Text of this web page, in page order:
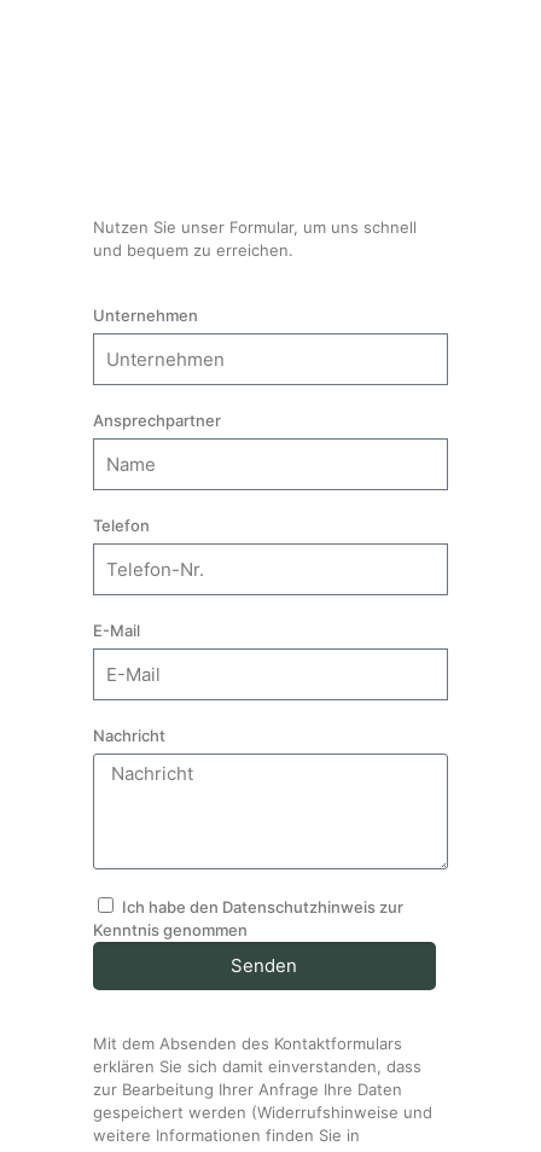
Nutzen Sie unser Formular, um uns schnell
und bequem zu erreichen.
Unternehmen
Ansprechpartner
Telefon
E-Mail
Nachricht
Ich habe den Datenschutzhinweis zur
Kenntnis genommen
Senden
Mit dem Absenden des Kontaktformulars
erklären Sie sich damit einverstanden, dass
zur Bearbeitung Ihrer Anfrage Ihre Daten
gespeichert werden (Widerrufshinweise und
weitere Informationen finden Sie in